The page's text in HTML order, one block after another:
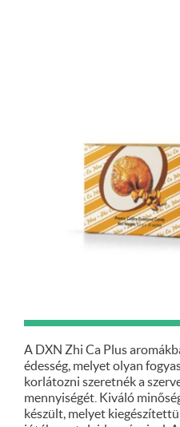
A DXN Zhi Ca Plus
édesség, melyet olyan
korlátozni szeretnék a
mennyiségét. Kiváló
készült, melyet